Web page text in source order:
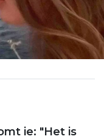
ie: "Het is